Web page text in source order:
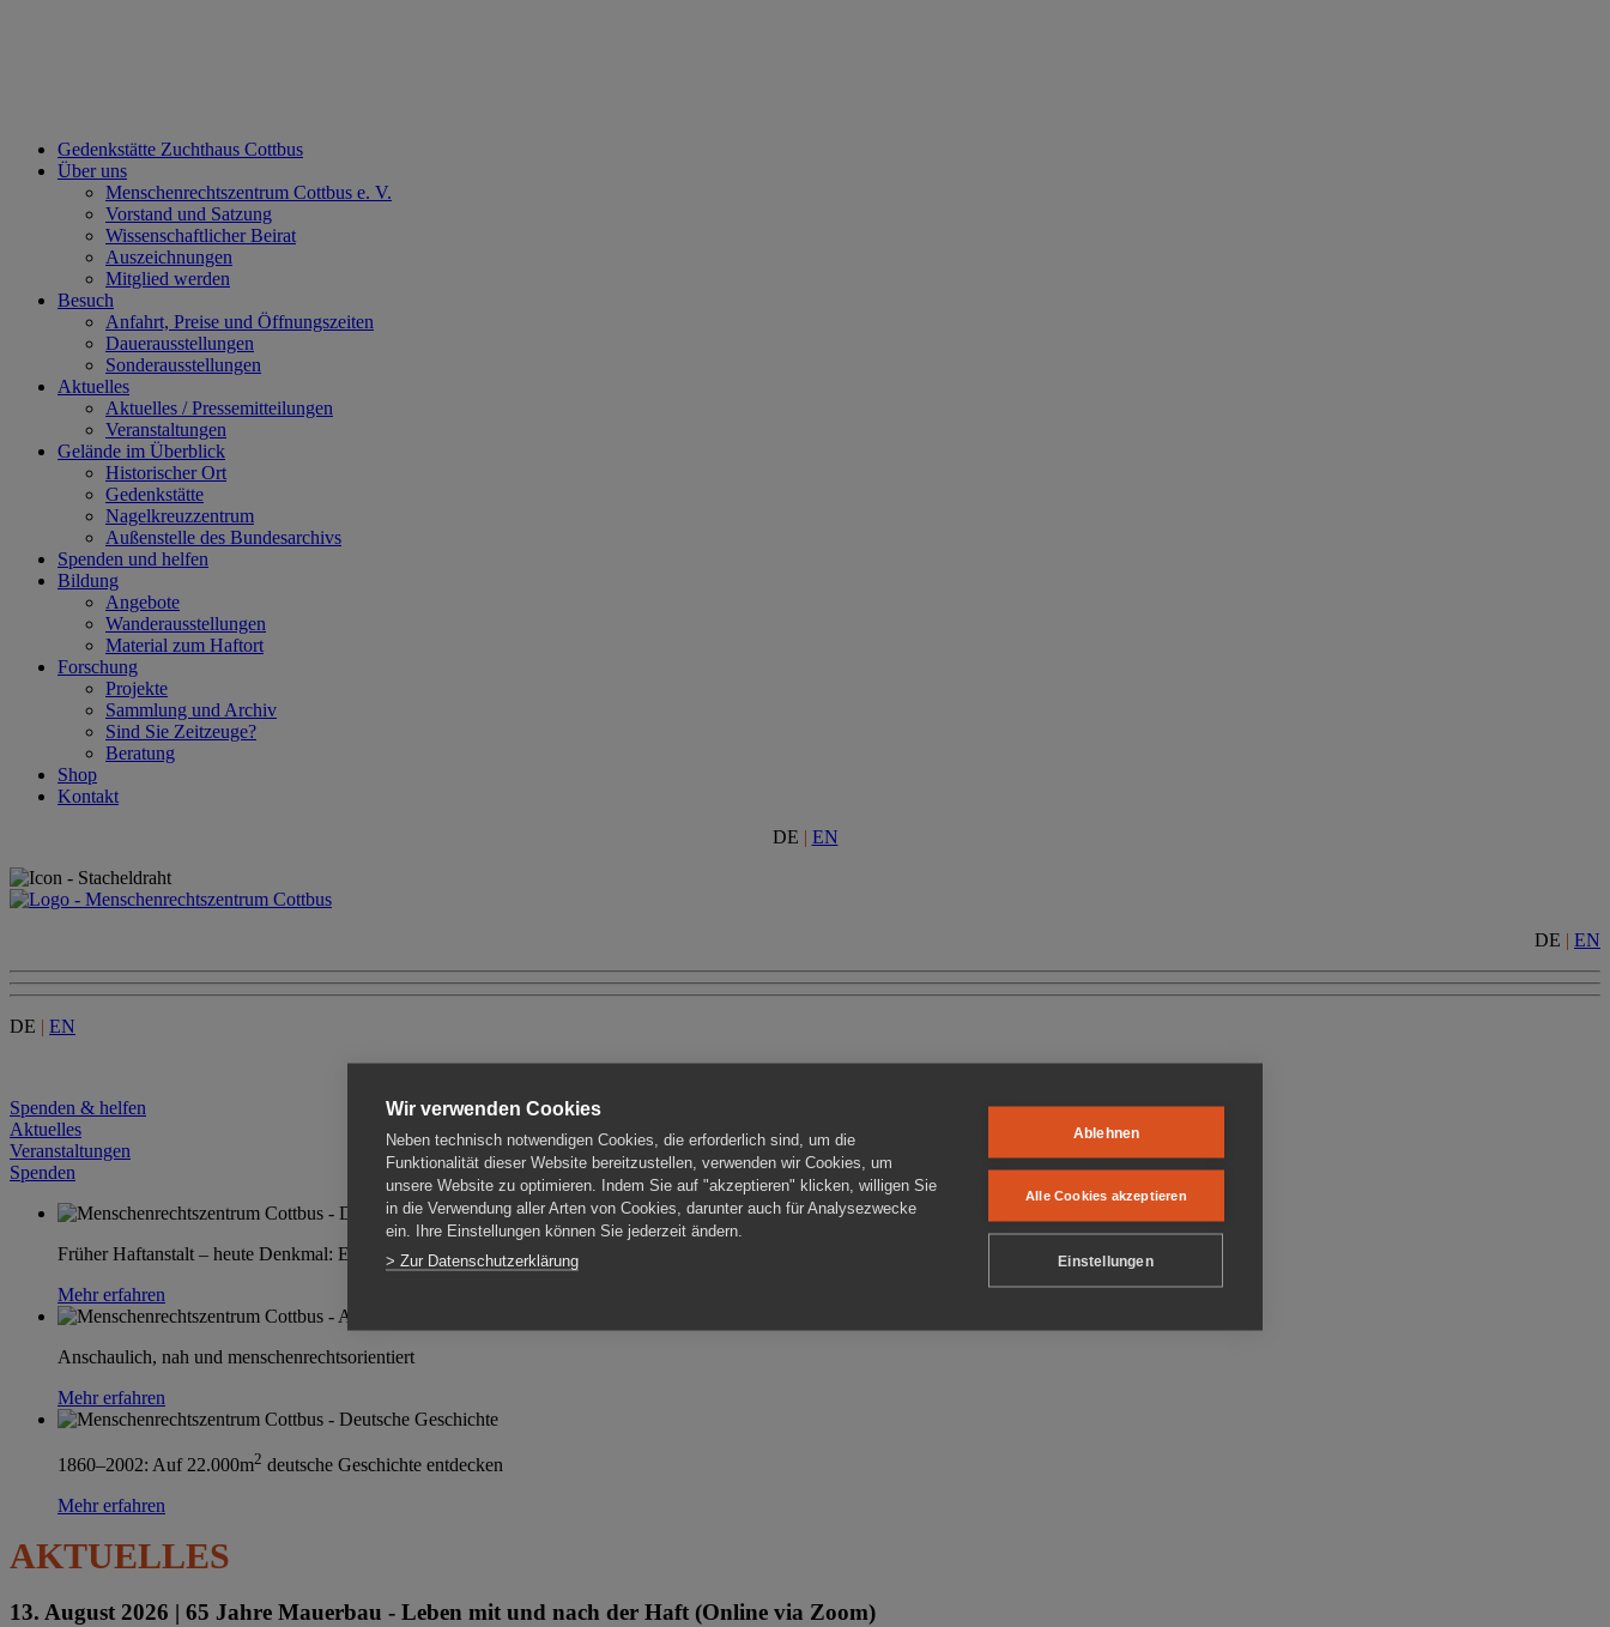
Gedenkstätte Zuchthaus Cottbus
Über uns
Menschenrechtszentrum Cottbus e. V.
Vorstand und Satzung
Wissenschaftlicher Beirat
Auszeichnungen
Mitglied werden
Besuch
Anfahrt, Preise und Öffnungszeiten
Dauerausstellungen
Sonderausstellungen
Aktuelles
Aktuelles / Pressemitteilungen
Veranstaltungen
Gelände im Überblick
Historischer Ort
Gedenkstätte
Nagelkreuzzentrum
Außenstelle des Bundesarchivs
Spenden und helfen
Bildung
Angebote
Wanderausstellungen
Material zum Haftort
Forschung
Projekte
Sammlung und Archiv
Sind Sie Zeitzeuge?
Beratung
Shop
Kontakt
DE | EN
DE | EN
DE | EN
Spenden & helfen
Aktuelles
Veranstaltungen
Spenden
Früher Haftanstalt – heute Denkmal: Einen Ort im Wandel erleben
Mehr erfahren
Anschaulich, nah und menschenrechtsorientiert
Mehr erfahren
1860–2002: Auf 22.000m2 deutsche Geschichte entdecken
Mehr erfahren
AKTUELLES
13. August 2026 | 65 Jahre Mauerbau - Leben mit und nach der Haft (Online via Zoom)
Wir verwenden Cookies
Neben technisch notwendigen Cookies, die erforderlich sind, um die
Funktionalität dieser Website bereitzustellen, verwenden wir Cookies, um
unsere Website zu optimieren. Indem Sie auf "akzeptieren" klicken, willigen Sie
in die Verwendung aller Arten von Cookies, darunter auch für Analysezwecke
ein. Ihre Einstellungen können Sie jederzeit ändern.
> Zur Datenschutzerklärung
Ablehnen
Alle Cookies akzeptieren
Einstellungen